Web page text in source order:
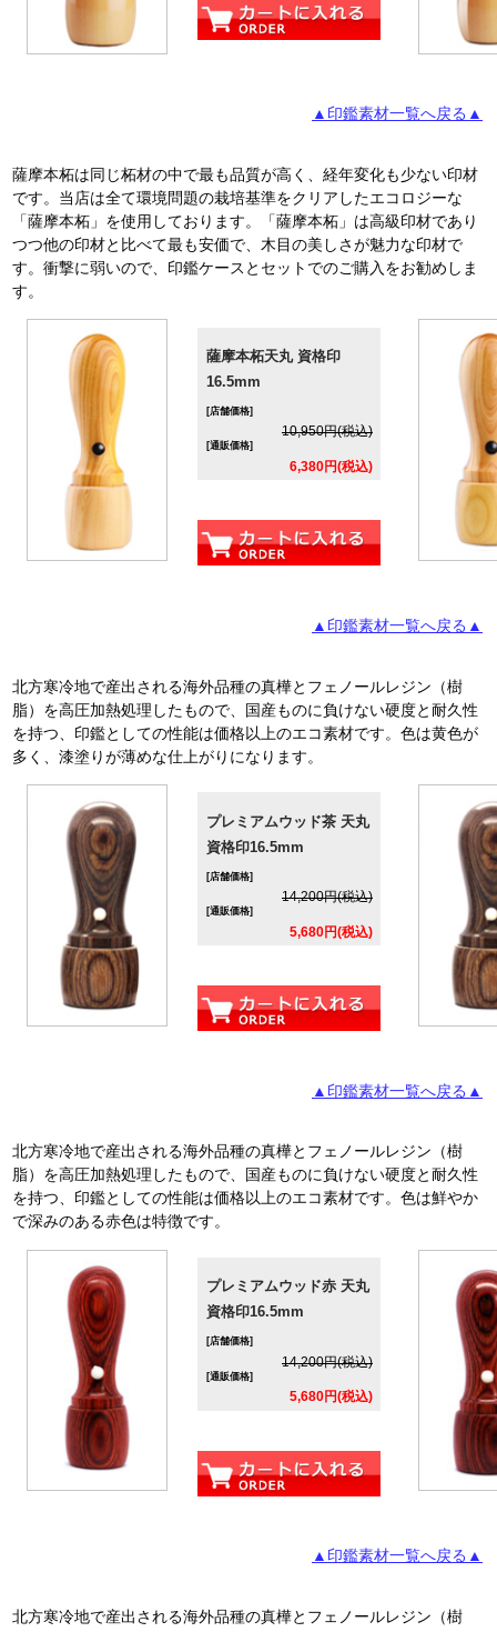
▲印鑑素材一覧へ戻る▲
薩摩本柘は同じ柘材の中で最も品質が高く、経年変化も少ない印材
です。当店は全て環境問題の栽培基準をクリアしたエコロジーな
「薩摩本柘」を使用しております。「薩摩本柘」は高級印材であり
つつ他の印材と比べて最も安価で、木目の美しさが魅力な印材で
す。衝撃に弱いので、印鑑ケースとセットでのご購入をお勧めしま
す。
薩摩本柘天丸 資格印
16.5mm
[店舗価格]
10,950円(税込)
[通販価格]
6,380円(税込)
▲印鑑素材一覧へ戻る▲
北方寒冷地で産出される海外品種の真樺とフェノールレジン（樹
脂）を高圧加熱処理したもので、国産ものに負けない硬度と耐久性
を持つ、印鑑としての性能は価格以上のエコ素材です。色は黄色が
多く、漆塗りが薄めな仕上がりになります。
プレミアムウッド茶 天丸
資格印16.5mm
[店舗価格]
14,200円(税込)
[通販価格]
5,680円(税込)
▲印鑑素材一覧へ戻る▲
北方寒冷地で産出される海外品種の真樺とフェノールレジン（樹
脂）を高圧加熱処理したもので、国産ものに負けない硬度と耐久性
を持つ、印鑑としての性能は価格以上のエコ素材です。色は鮮やか
で深みのある赤色は特徴です。
プレミアムウッド赤 天丸
資格印16.5mm
[店舗価格]
14,200円(税込)
[通販価格]
5,680円(税込)
▲印鑑素材一覧へ戻る▲
北方寒冷地で産出される海外品種の真樺とフェノールレジン（樹